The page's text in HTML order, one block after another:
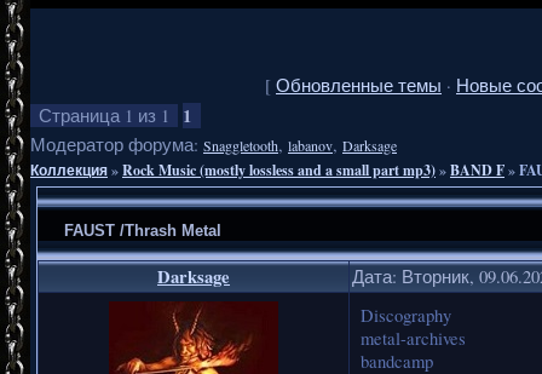
[ Обновленные темы · Новые
Страница 1 из 1 1
Модератор форума: Snaggletooth, labanov, Darksage
Коллекция»Rock Music (mostly lossless and a small part mp3)»BAND F»
FAUST /Thrash Metal
Darksage Дата: Вторник,
Discography
metal-archives
bandcamp